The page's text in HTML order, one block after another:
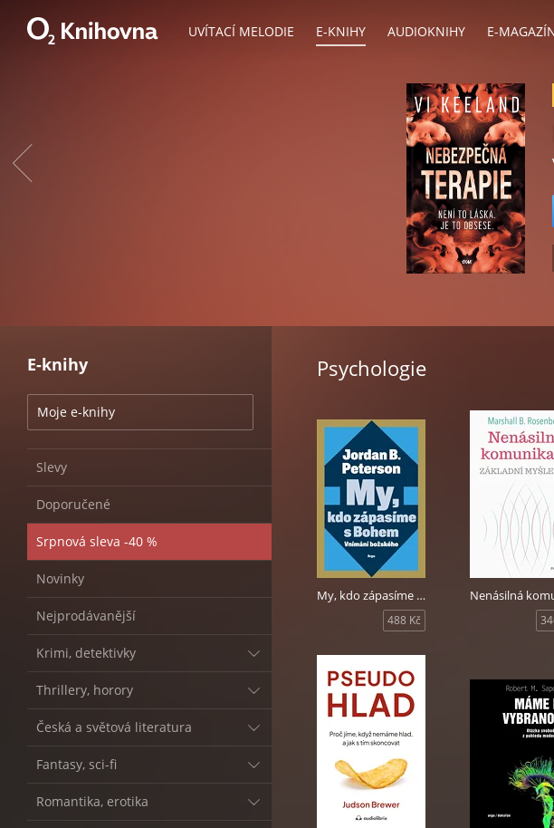
UVÍTACÍ MELODIE E-KNIHY AUDIOKNIHY E-
E-knihy
Moje e-knihy
Slevy
Doporučené
Srpnová sleva -40 %
Novinky
Nejprodávanější
Krimi, detektivky
Thrillery, horory
Česká a světová literatura
Fantasy, sci-fi
Romantika, erotika
Psychologie
My, kdo zápasíme s Bohem
488 Kč